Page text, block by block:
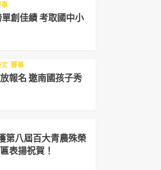
創佳績 考取國中小
賽事
報名 邀南國孩子秀
第八屆百大青農殊榮
表揚祝賀！